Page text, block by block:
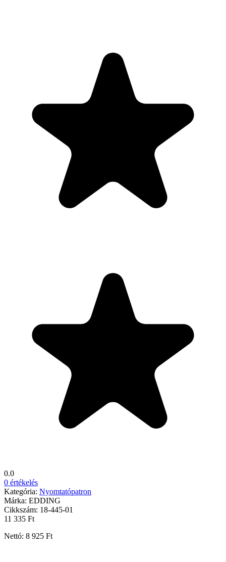
0.0
0 értékelés
Kategória: Nyomtatópatron
Márka: EDDING
Cikkszám: 18-445-01
11 335 Ft
Nettó: 8 925 Ft